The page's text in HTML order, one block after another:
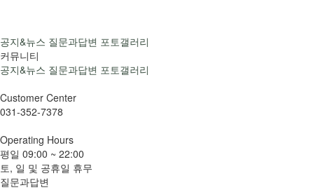
공지&뉴스 질문과답변 포토갤러리
커뮤니티
공지&뉴스 질문과답변 포토갤러리
Customer Center
031-352-7378
Operating Hours
평일 09:00 ~ 22:00
토, 일 및 공휴일 휴무
질문과답변